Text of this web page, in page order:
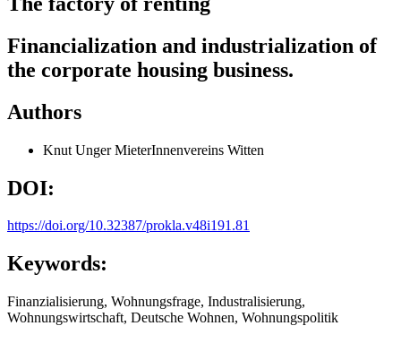
Financialization and industrialization of
the corporate housing business.
Authors
Knut UngerMieterInnenvereins Witten
DOI:
https://doi.org/10.32387/prokla.v48i191.81
Keywords:
Finanzialisierung, Wohnungsfrage, Industralisierung,
Wohnungswirtschaft, Deutsche Wohnen, Wohnungspolitik